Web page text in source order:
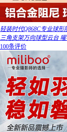
轻装时代Q868C专业球
三角支架万向球型云台
100条评价